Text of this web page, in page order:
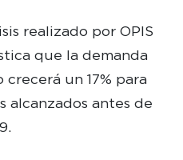
realizado por OPIS
que la demanda
un 17% para
alcanzados antes de